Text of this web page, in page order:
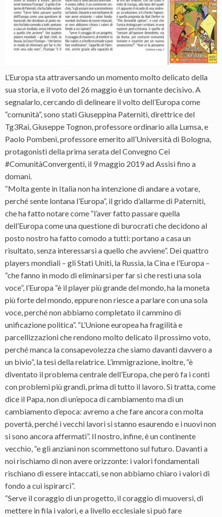
L’Europa sta attraversando un momento molto delicato della
sua storia, e il voto del 26 maggio è un tornante decisivo. A
segnalarlo, cercando di delineare il volto dell’Europa come
“comunità”, sono stati Giuseppina Paterniti, direttrice del
Tg3Rai, Giuseppe Tognon, professore ordinario alla Lumsa, e
Paolo Pombeni, professore emerito all’Università di Bologna,
protagonisti della prima serata del Convegno Cei
#ComunitàConvergenti, il 9 maggio 2019 ad Assisi fino a
domani.
“Molta gente in Italia non ha intenzione di andare a votare,
perché sente lontana l’Europa”, il grido d’allarme di Paterniti,
che ha fatto notare come “l’aver fatto passare quella
dell’Europa come una questione di burocrati che decidono al
posto nostro ha fatto comodo a tutti: portano a casa un
risultato, senza interessarsi a quello che avviene”. Dei quattro
players mondiali – gli Stati Uniti, la Russia, la Cina e l’Europa –
“che fanno in modo di eliminarsi per far sì che resti una sola
voce”, l’Europa “è il player più grande del mondo, ha la moneta
più forte del mondo, eppure non riesce a parlare con una sola
voce, perché non abbiamo completato il cammino di
unificazione politica”. “L’Unione europea ha fragilità e
parcellizzazioni che rendono molto delicato il prossimo voto,
perché manca la consapevolezza che siamo davanti davvero a
un bivio”, la tesi della relatrice. L’immigrazione, inoltre, “è
diventato il problema centrale dell’Europa, che però fa i conti
con problemi più grandi, prima di tutto il lavoro. Si tratta, come
dice il Papa, non di un’epoca di cambiamento ma di un
cambiamento d’epoca: avremo a che fare ancora con molta
povertà, perché i vecchi lavori si stanno esaurendo e i nuovi non
si sono ancora affermati”. Il nostro, infine, è un continente
vecchio, “e gli anziani non scommettono sul futuro. Davanti a
noi rischiamo di non avere orizzonte: i valori fondamentali
rischiano di essere intaccati, se non abbiamo chiaro i valori di
fondo a cui ispirarci”.
“Serve il coraggio di un progetto, il coraggio di muoversi, di
mettere in fila i valori, e a livello ecclesiale si può fare